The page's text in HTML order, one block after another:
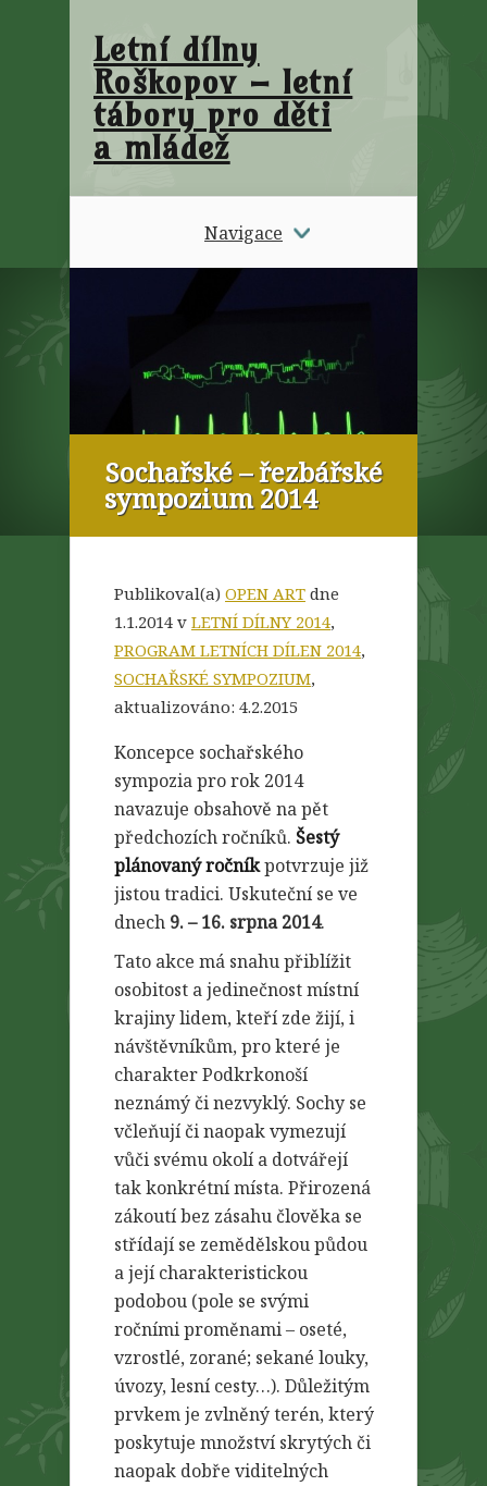
Letní dílny
Roškopov – letní
tábory pro děti
a mládež
Navigace
Sochařské – řezbářské
sympozium 2014
Publikoval(a) OPEN ART dne
1.1.2014 v LETNÍ DÍLNY 2014,
PROGRAM LETNÍCH DÍLEN 2014,
SOCHAŘSKÉ SYMPOZIUM,
aktualizováno: 4.2.2015
Koncepce sochařského
sympozia pro rok 2014
navazuje obsahově na pět
předchozích ročníků. Šestý
plánovaný ročníkpotvrzuje již
jistou tradici. Uskuteční se ve
dnech 9. – 16. srpna 2014.
Tato akce má snahu přiblížit
osobitost a jedinečnost místní
krajiny lidem, kteří zde žijí, i
návštěvníkům, pro které je
charakter Podkrkonoší
neznámý či nezvyklý. Sochy se
včleňují či naopak vymezují
vůči svému okolí a dotvářejí
tak konkrétní místa. Přirozená
zákoutí bez zásahu člověka se
střídají se zemědělskou půdou
a její charakteristickou
podobou (pole se svými
ročními proměnami – oseté,
vzrostlé, zorané; sekané louky,
úvozy, lesní cesty…). Důležitým
prvkem je zvlněný terén, který
poskytuje množství skrytých či
naopak dobře viditelných